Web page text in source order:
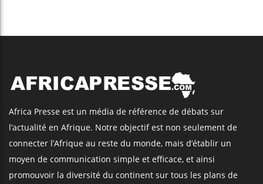
Africa Presse est un média de référence de débats sur
l’actualité en Afrique. Notre objectif est non seulement de
connecter l’Afrique au reste du monde, mais d’établir un
moyen de communication simple et efficace, et ainsi
promouvoir la diversité du continent sur tous les plans de